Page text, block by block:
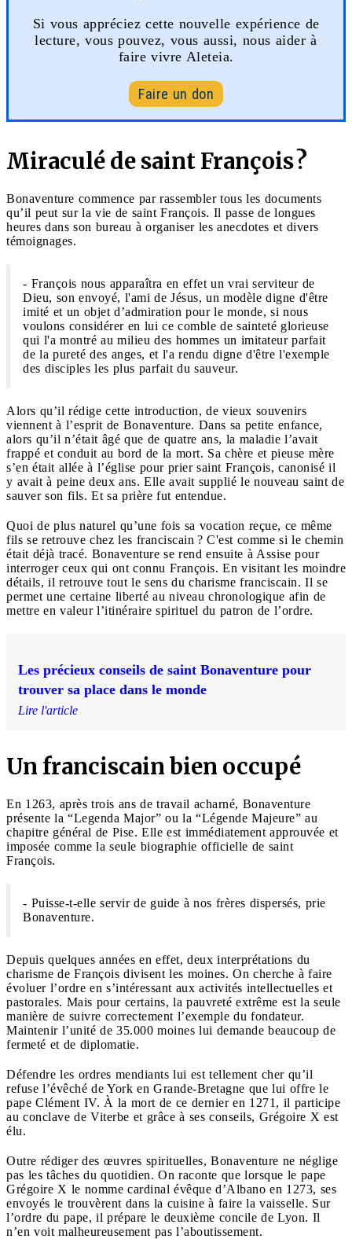
Si vous appréciez cette nouvelle expérience de
lecture, vous pouvez, vous aussi, nous aider à
faire vivre Aleteia.
Faire un don
Miraculé de saint François ?
Bonaventure commence par rassembler tous les documents
qu’il peut sur la vie de saint François. Il passe de longues
heures dans son bureau à organiser les anecdotes et divers
témoignages.
- François nous apparaîtra en effet un vrai serviteur de
Dieu, son envoyé, l'ami de Jésus, un modèle digne d'être
imité et un objet d’admiration pour le monde, si nous
voulons considérer en lui ce comble de sainteté glorieuse
qui l'a montré au milieu des hommes un imitateur parfait
de la pureté des anges, et l'a rendu digne d'être l'exemple
des disciples les plus parfait du sauveur.
Alors qu’il rédige cette introduction, de vieux souvenirs
viennent à l’esprit de Bonaventure. Dans sa petite enfance,
alors qu’il n’était âgé que de quatre ans, la maladie l’avait
frappé et conduit au bord de la mort. Sa chère et pieuse mère
s’en était allée à l’église pour prier saint François, canonisé il
y avait à peine deux ans. Elle avait supplié le nouveau saint de
sauver son fils. Et sa prière fut entendue.
Quoi de plus naturel qu’une fois sa vocation reçue, ce même
fils se retrouve chez les franciscain ? C'est comme si le chemin
était déjà tracé. Bonaventure se rend ensuite à Assise pour
interroger ceux qui ont connu François. En visitant les moindre
détails, il retrouve tout le sens du charisme franciscain. Il se
permet une certaine liberté au niveau chronologique afin de
mettre en valeur l’itinéraire spirituel du patron de l’ordre.
Les précieux conseils de saint Bonaventure pour
trouver sa place dans le monde
Lire l'article
Un franciscain bien occupé
En 1263, après trois ans de travail acharné, Bonaventure
présente la “Legenda Major” ou la “Légende Majeure” au
chapitre général de Pise. Elle est immédiatement approuvée et
imposée comme la seule biographie officielle de saint
François.
- Puisse-t-elle servir de guide à nos frères dispersés, prie
Bonaventure.
Depuis quelques années en effet, deux interprétations du
charisme de François divisent les moines. On cherche à faire
évoluer l’ordre en s’intéressant aux activités intellectuelles et
pastorales. Mais pour certains, la pauvreté extrême est la seule
manière de suivre correctement l’exemple du fondateur.
Maintenir l’unité de 35.000 moines lui demande beaucoup de
fermeté et de diplomatie.
Défendre les ordres mendiants lui est tellement cher qu’il
refuse l’évêché de York en Grande-Bretagne que lui offre le
pape Clément IV. À la mort de ce dernier en 1271, il participe
au conclave de Viterbe et grâce à ses conseils, Grégoire X est
élu.
Outre rédiger des œuvres spirituelles, Bonaventure ne néglige
pas les tâches du quotidien. On raconte que lorsque le pape
Grégoire X le nomme cardinal évêque d’Albano en 1273, ses
envoyés le trouvèrent dans la cuisine à faire la vaisselle. Sur
l’ordre du pape, il prépare le deuxième concile de Lyon. Il
n’en voit malheureusement pas l’aboutissement.